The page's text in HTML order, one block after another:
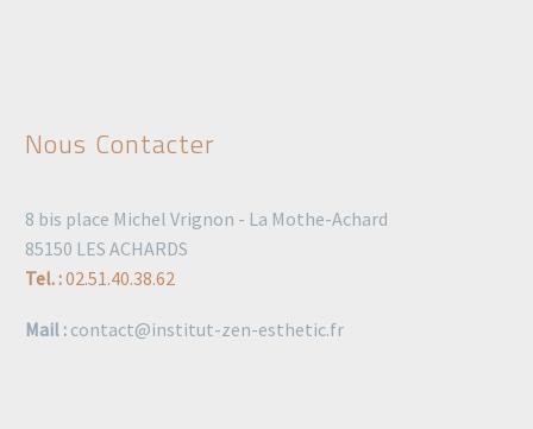
Nous Contacter
8 bis place Michel Vrignon - La Mothe-Achard
85150 LES ACHARDS
Tel. :02.51.40.38.62
Mail : contact@institut-zen-esthetic.fr